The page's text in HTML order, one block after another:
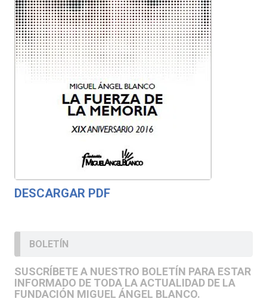
DESCARGAR PDF
BOLETÍN
SUSCRÍBETE A NUESTRO BOLETÍN PARA ESTAR
INFORMADO DE TODA LA ACTUALIDAD DE LA
FUNDACIÓN MIGUEL ÁNGEL BLANCO.